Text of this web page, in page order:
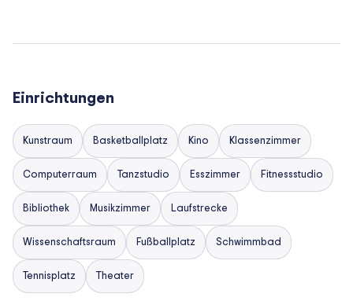
Einrichtungen
Kunstraum Basketballplatz Kino Klassenzimmer
Computerraum Tanzstudio Esszimmer Fitnessstudio
Bibliothek Musikzimmer Laufstrecke
Wissenschaftsraum Fußballplatz Schwimmbad
Tennisplatz Theater